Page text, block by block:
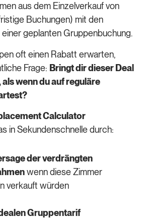
aus dem Einzelverkauf von
Buchungen) mit den
einer geplanten Gruppenbuchung.
oft einen Rabatt erwarten,
Frage: Bringt dir dieser Deal
als wenn du auf reguläre
Calculator
in Sekundenschnelle durch:
der verdrängten
wenn diese Zimmer
verkauft würden
Gruppentarif